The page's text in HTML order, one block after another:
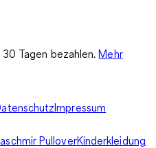
Tagen bezahlen. Mehr
Impressum
PulloverKinderkleidung